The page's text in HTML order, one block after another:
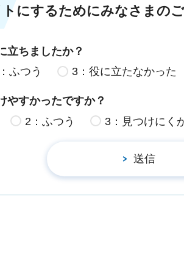
にするためにみなさまの
立ちましたか？
ふつう 3：役に立たなかった
やすかったですか？
2：ふつう 3：見つけにく